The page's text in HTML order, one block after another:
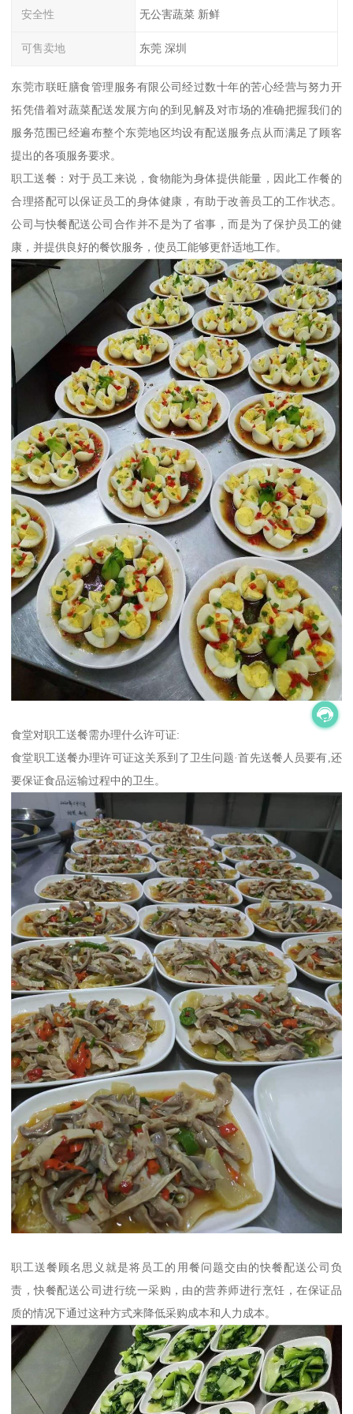
安全性 无公害蔬菜 新鲜
可售卖地 东莞 深圳
东莞市联旺膳食管理服务有限公司经过数十年的苦心经营与努力开
拓凭借着对蔬菜配送发展方向的到见解及对市场的准确把握我们的
服务范围已经遍布整个东莞地区均设有配送服务点从而满足了顾客
提出的各项服务要求。
职工送餐：对于员工来说，食物能为身体提供能量，因此工作餐的
合理搭配可以保证员工的身体健康，有助于改善员工的工作状态。
公司与快餐配送公司合作并不是为了省事，而是为了保护员工的健
康，并提供良好的餐饮服务，使员工能够更舒适地工作。
食堂对职工送餐需办理什么许可证:
食堂职工送餐办理许可证这关系到了卫生问题·首先送餐人员要有,还
要保证食品运输过程中的卫生。
职工送餐顾名思义就是将员工的用餐问题交由的快餐配送公司负
责，快餐配送公司进行统一采购，由的营养师进行烹饪，在保证品
质的情况下通过这种方式来降低采购成本和人力成本。